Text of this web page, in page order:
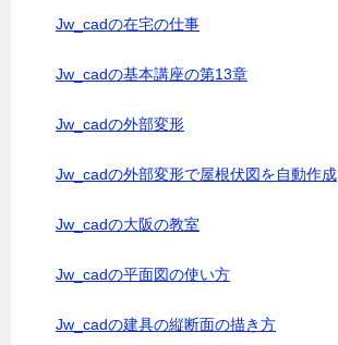
Jw_cadの在宅の仕事
Jw_cadの基本講座の第13章
Jw_cadの外部変形
Jw_cadの外部変形で屋根伏図を自動作成
Jw_cadの大阪の教室
Jw_cadの平面図の使い方
Jw_cadの建具の縦断面の描き方